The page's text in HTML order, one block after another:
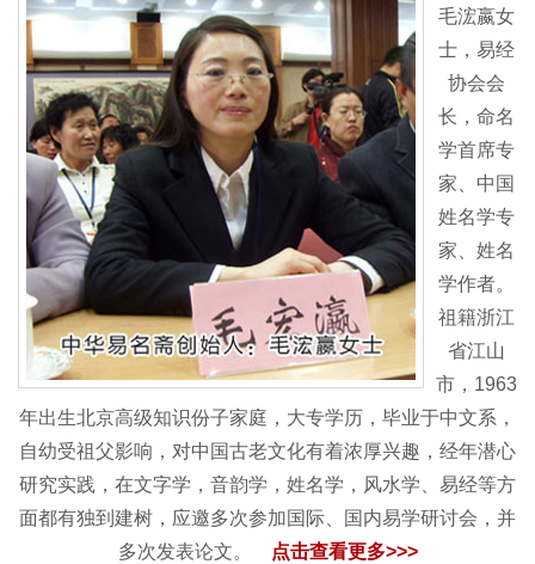
毛浤嬴女
士，易经
协会会
长，命名
学首席专
家、中国
姓名学专
家、姓名
学作者。
祖籍浙江
省江山
市，1963
年出生北京高级知识份子家庭，大专学历，毕业于中文系，
自幼受祖父影响，对中国古老文化有着浓厚兴趣，经年潜心
研究实践，在文字学，音韵学，姓名学，风水学、易经等方
面都有独到建树，应邀多次参加国际、国内易学研讨会，并
多次发表论文。
点击查看更多>>>